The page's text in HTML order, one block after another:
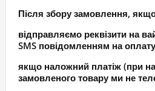
Після збору замовлення,
відправляємо реквізити на
SMS повідомленням на
якщо наложний платіж (при
замовленого товару ми не